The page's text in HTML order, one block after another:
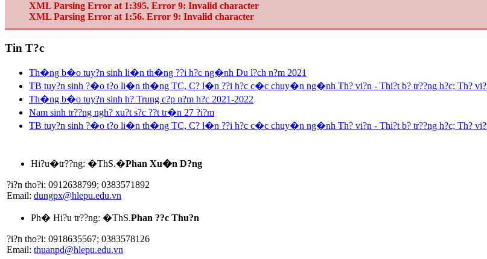
XML Parsing Error at 1:395. Error 9: Invalid character
XML Parsing Error at 1:56. Error 9: Invalid character
Tin T?c
Th�ng b�o tuy?n sinh li�n th�ng ??i h?c ng�nh Du l?ch n?m 2021
TB tuy?n sinh ?�o t?o li�n th�ng TC, C? l�n ??i h?c c�c chuy�n ng�nh Th? vi?n - Thi?t b? tr??ng h?c; Th?
Th�ng b�o tuy?n sinh h? Trung c?p n?m h?c 2021-2022
Nam sinh tr??ng ngh? xu?t s?c ??t tr�n 27 ?i?m
TB tuy?n sinh ?�o t?o li�n th�ng TC, C? l�n ??i h?c c�c chuy�n ng�nh Th? vi?n - Thi?t b? tr??ng h?c; Th?
Hi?u�tr??ng: �ThS.�Phan Xu�n D?ng
?i?n tho?i: 0912638799; 0383571892
Email: dungpx@hlepu.edu.vn
Ph� Hi?u tr??ng: �ThS.Phan ??c Thu?n
?i?n tho?i: 0918635567; 0383578126
Email: thuanpd@hlepu.edu.vn